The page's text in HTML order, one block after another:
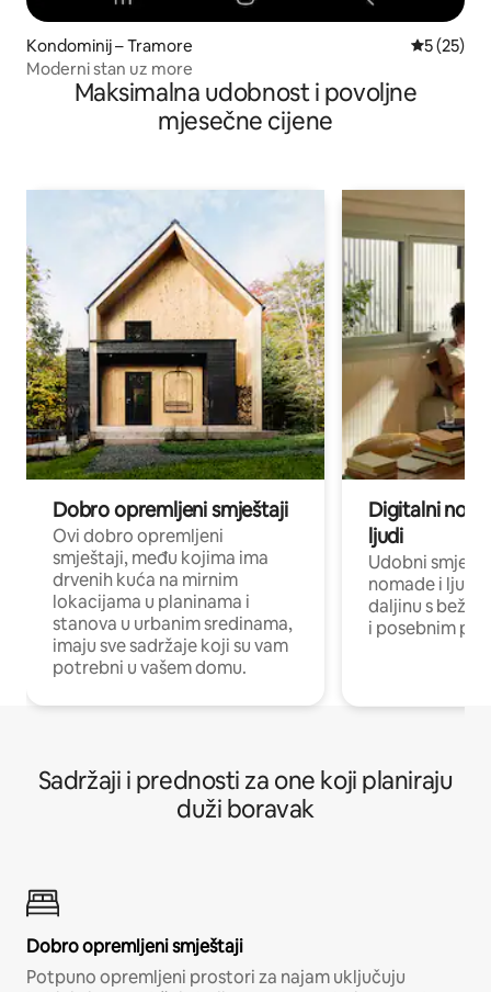
Kondominij – Tramore Prosječna
5 (25)
Moderni stan uz more
Maksimalna udobnost i povoljne
mjesečne cijene
Dobro opremljeni smještaji
Ovi dobro opremljeni
smještaji, među kojima ima
drvenih kuća na mirnim
lokacijama u planinama i
stanova u urbanim sredinama,
imaju sve sadržaje koji su vam
potrebni u vašem domu.
Digitalni
ljudi
Udobni
nomade i ljude
daljinu s
i posebnim
Sadržaji i prednosti za one koji planiraju
duži boravak
Dobro opremljeni smještaji
Potpuno opremljeni prostori za najam uključuju